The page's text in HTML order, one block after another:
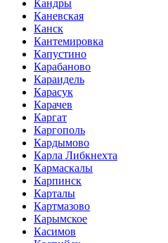
Кандры
Каневская
Канск
Кантемировка
Капустино
Карабаново
Караидель
Карасук
Карачев
Каргат
Каргополь
Кардымово
Карла Либкнехта
Кармаскалы
Карпинск
Карталы
Картмазово
Карымское
Касимов